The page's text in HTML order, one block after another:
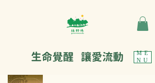
ME
NU
生命覺醒 讓愛流動